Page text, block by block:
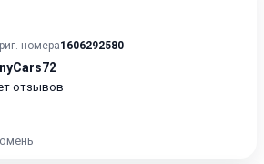
номера1606292580
отзывов